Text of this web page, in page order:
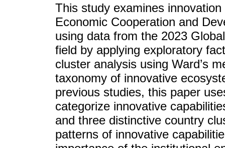
This study examines
Economic Cooperation and
using data from the 2023
field by applying exploratory
cluster analysis using Ward’s
taxonomy of innovative
previous studies, this paper
categorize innovative
and three distinctive country
patterns of innovative